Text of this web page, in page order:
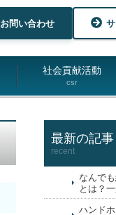
お問い合わせ
社会貢献活動
csr
最新の記事
recent
なんで
とは？
ハンド